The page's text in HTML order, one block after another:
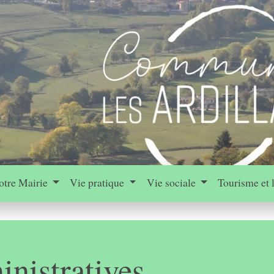
Mairie Vie pratique Vie sociale Tourisme et